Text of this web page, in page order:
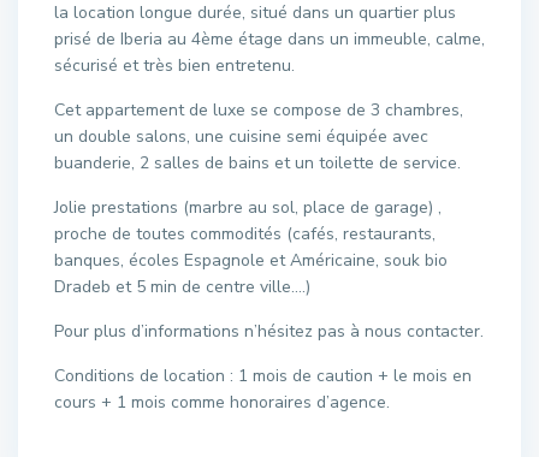
la location longue durée, situé dans un quartier plus
prisé de Iberia au 4ème étage dans un immeuble, calme,
sécurisé et très bien entretenu.
Cet appartement de luxe se compose de 3 chambres,
un double salons, une cuisine semi équipée avec
buanderie, 2 salles de bains et un toilette de service.
Jolie prestations (marbre au sol, place de garage) ,
proche de toutes commodités (cafés, restaurants,
banques, écoles Espagnole et Américaine, souk bio
Dradeb et 5 min de centre ville….)
Pour plus d’informations n’hésitez pas à nous contacter.
Conditions de location : 1 mois de caution + le mois en
cours + 1 mois comme honoraires d’agence.